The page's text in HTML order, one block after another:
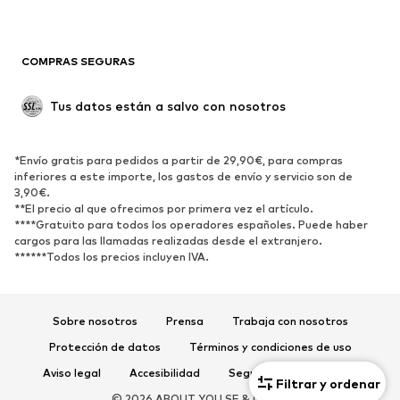
Filtrar y ordenar
Tallas grandes
Reciclado
ZAPATOS
Nuevo
Zapatillas de deporte
Botines
Zapatos de tacón y plataforma Botas
Zapatillas de casa
Exclusivo
COMPRAS SEGURAS
Tus datos están a salvo con nosotros
*Envío gratis para pedidos a partir de 29,90€, para compras
inferiores a este importe, los gastos de envío y servicio son de
3,90€.
**El precio al que ofrecimos por primera vez el artículo.
****Gratuito para todos los operadores españoles. Puede haber
cargos para las llamadas realizadas desde el extranjero.
******Todos los precios incluyen IVA.
Sobre nosotros Prensa
Trabaja con nosotros
Protección de datos
Términos y condiciones de uso
Aviso legal
Accesibilidad
Seguridad del producto